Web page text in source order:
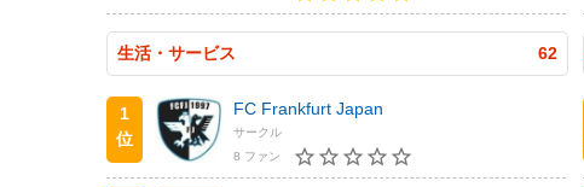
生活・サービス 62
1
位
FC Frankfurt Japan
サークル
8 ファン